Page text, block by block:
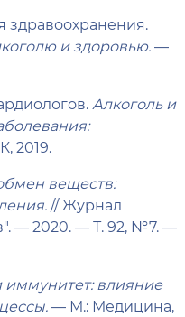
здравоохранения.
и здоровью.—
Алкоголь и
2019.
веществ:
// Журнал
— 2020. — Т. 92, №7. —
иммунитет: влияние
— М.: Медицина,